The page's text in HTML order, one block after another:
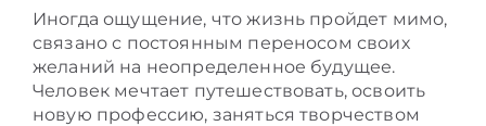
Иногда ощущение, что жизнь пройдет мимо,
связано с постоянным переносом своих
желаний на неопределенное будущее.
Человек мечтает путешествовать, освоить
новую профессию, заняться творчеством